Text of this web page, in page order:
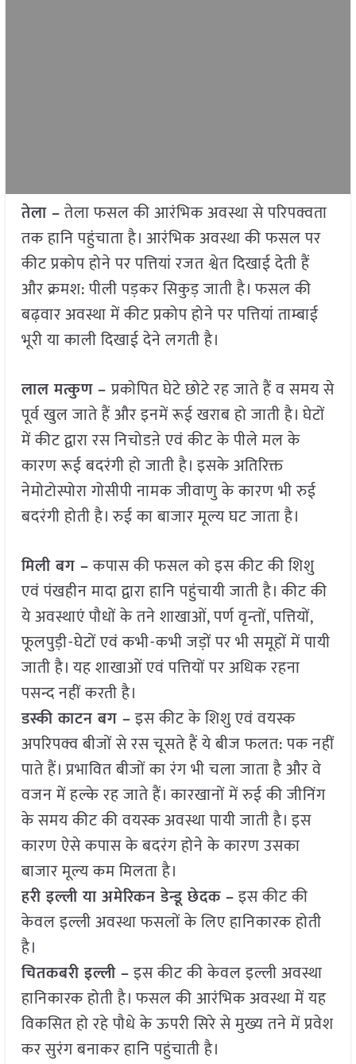
तेला –तेला फसल की आरंभिक अवस्था से परिपक्वता
तक हानि पहुंचाता है। आरंभिक अवस्था की फसल पर
कीट प्रकोप होने पर पत्तियां रजत श्वेत दिखाई देती हैं
और क्रमश: पीली पड़कर सिकुड़ जाती है। फसल की
बढ़वार अवस्था में कीट प्रकोप होने पर पत्तियां ताम्बाई
भूरी या काली दिखाई देने लगती है।
लाल मत्कुण –प्रकोपित घेटे छोटे रह जाते हैं व समय से
पूर्व खुल जाते हैं और इनमें रूई खराब हो जाती है। घेटों
में कीट द्वारा रस निचोडऩे एवं कीट के पीले मल के
कारण रूई बदरंगी हो जाती है। इसके अतिरिक्त
नेमोटोस्पोरा गोसीपी नामक जीवाणु के कारण भी रुई
बदरंगी होती है। रुई का बाजार मूल्य घट जाता है।
मिली बग –कपास की फसल को इस कीट की शिशु
एवं पंखहीन मादा द्वारा हानि पहुंचायी जाती है। कीट की
ये अवस्थाएं पौधों के तने शाखाओं, पर्ण वृन्तों, पत्तियों,
फूलपुड़ी-घेटों एवं कभी-कभी जड़ों पर भी समूहों में पायी
जाती है। यह शाखाओं एवं पत्तियों पर अधिक रहना
पसन्द नहीं करती है।
डस्की काटन बग –इस कीट के शिशु एवं वयस्क
अपरिपक्व बीजों से रस चूसते हैं ये बीज फलत: पक नहीं
पाते हैं। प्रभावित बीजों का रंग भी चला जाता है और वे
वजन में हल्के रह जाते हैं। कारखानों में रुई की जीनिंग
के समय कीट की वयस्क अवस्था पायी जाती है। इस
कारण ऐसे कपास के बदरंग होने के कारण उसका
बाजार मूल्य कम मिलता है।
हरी इल्ली या अमेरिकन डेन्डू छेदक –इस कीट की
केवल इल्ली अवस्था फसलों के लिए हानिकारक होती
है।
चितकबरी इल्ली –इस कीट की केवल इल्ली अवस्था
हानिकारक होती है। फसल की आरंभिक अवस्था में यह
विकसित हो रहे पौधे के ऊपरी सिरे से मुख्य तने में प्रवेश
कर सुरंग बनाकर हानि पहुंचाती है।